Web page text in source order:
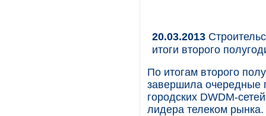
20.03.2013
итоги второго
По итогам второго
завершила очередные
городских DWDM-
лидера телеком рынка.